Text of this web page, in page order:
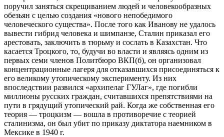
поручил заняться скрещиванием людей и человекообразных
обезьян с целью создания «нового непобедимого
человеческого существа». После того как Иванову не удалось
вывести гибрид человека и шимпанзе, Сталин приказал его
арестовать, заключить в тюрьму и сослать в Казахстан. Что
касается Троцкого, то, будучи во власти и являясь одним из
первых семи членов Политбюро ВКП(б), он организовал
концентрационные лагеря для отказавшихся присоединяться к
его великому утопическому эксперименту. Из них
впоследствии развился «архипелаг ГУЛаг», где погибли
миллионы русских граждан, считавшихся препятствиями на
пути в грядущий утопический рай. Когда же собственная его
теория — троцкизм — вошла в противоречие с теорией
сталинизма, он был убит по приказу диктатора наемником в
Мексике в 1940 г.